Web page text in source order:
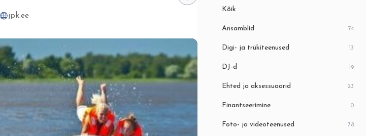
jpk.ee
Kõik
Ansamblid 74
Digi- ja trükiteenused 13
DJ-d 19
Ehted ja aksessuaarid 23
Finantseerimine 0
Foto- ja videoteenused 78